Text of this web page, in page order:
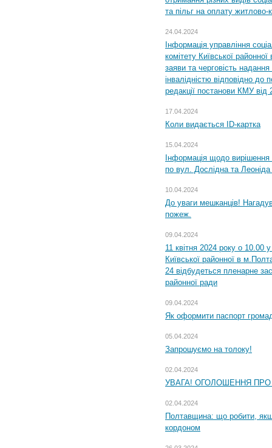
та пільг на оплату
24.04.2024
Інформація управління
комітету Київської
заяви та черговість надання
інвалідністю відповідно
редакції постанови КМУ
17.04.2024
Коли видається ID-картка
15.04.2024
Інформація щодо
по вул. Дослідна та Леоніда
10.04.2024
До уваги мешканців!
пожеж.
09.04.2024
11 квітня 2024 року о 10.00
Київської районної в
24 відбудеться пленарне
районної ради
09.04.2024
Як оформити паспорт
05.04.2024
Запрошуємо на толоку!
02.04.2024
УВАГА! ОГОЛОШЕННЯ
02.04.2024
Полтавщина: що робити,
кордоном